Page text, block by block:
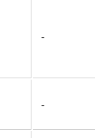
-
-